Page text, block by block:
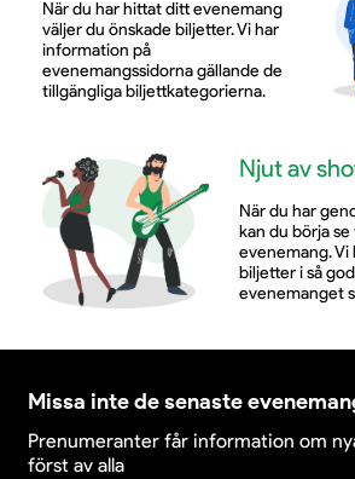
När du har hittat ditt evenemang
väljer du önskade biljetter. Vi har
information på
evenemangssidorna gällande de
tillgängliga biljettkategorierna.
Njut av
När du har
kan du börja
evenemang. Vi
biljetter i så
evenemanget
Missa inte de senaste
Prenumeranter får information om
först av alla